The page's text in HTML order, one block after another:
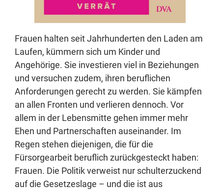
Frauen halten seit Jahrhunderten den Laden am
Laufen, kümmern sich um Kinder und
Angehörige. Sie investieren viel in Beziehungen
und versuchen zudem, ihren beruflichen
Anforderungen gerecht zu werden. Sie kämpfen
an allen Fronten und verlieren dennoch. Vor
allem in der Lebensmitte gehen immer mehr
Ehen und Partnerschaften auseinander. Im
Regen stehen diejenigen, die für die
Fürsorgearbeit beruflich zurückgesteckt haben:
Frauen. Die Politik verweist nur schulterzuckend
auf die Gesetzeslage – und die ist aus